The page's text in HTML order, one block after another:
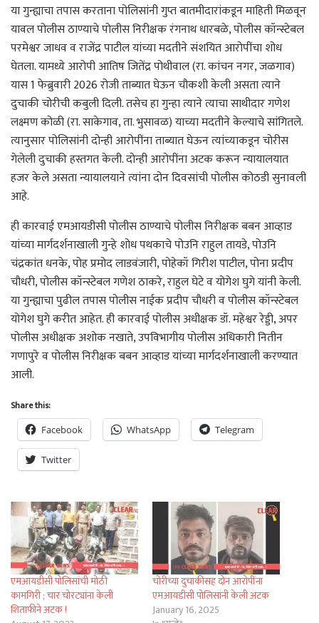
या गुन्ह्याचा तपास करताना पोलिसांनी गुप्त बातमीदारांकडून माहिती मिळवून
यावल पोलीस ठाण्याचे पोलीस निरीक्षक रंगनाथ धारबळे, पोलीस कॉन्स्टेबल
परमेश्वर जाधव व राजेंद्र पाटील यांच्या मदतीने संशयित आरोपींचा शोध
घेतला. यामध्ये आरोपी आतिष जितेंद्र पोथीवाल (रा. कांचन नगर, जळगाव)
यास 1 फेब्रुवारी 2026 रोजी ताब्यात घेऊन चौकशी केली असता त्याने
दुचाकी चोरीची कबुली दिली. तसेच हा गुन्हा त्याने त्याचा साथीदार गणेश
लक्ष्मण कोळी (रा. साकेगाव, ता. भुसावळ) याच्या मदतीने केल्याचे सांगितले.
त्यानुसार पोलिसांनी दोन्ही आरोपींना ताब्यात घेऊन त्यांच्याकडून चोरीस
गेलेली दुचाकी हस्तगत केली. दोन्ही आरोपींना अटक करून न्यायालयात
हजर केले असता न्यायालयाने त्यांना दोन दिवसांची पोलीस कोठडी सुनावली
आहे.
ही कारवाई एमआयडीसी पोलीस ठाण्याचे पोलीस निरीक्षक बबन आव्हाड
यांच्या मार्गदर्शनाखाली गुन्हे शोध पथकाचे पोउनि राहुल तायडे, पोउनि
चंद्रकांत धनके, पोह प्रमोद लाडवंजारी, पोहेकॉ गिरीश पाटील, पोना प्रदीप
चौधरी, पोलीस कॉन्स्टेबल गणेश ठाकरे, राहुल घेटे व योगेश घुगे यांनी केली.
या गुन्ह्याचा पुढील तपास पोलीस नाईक प्रदीप चौधरी व पोलीस कॉन्स्टेबल
योगेश घुगे करीत आहेत. ही कारवाई पोलीस अधीक्षक डॉ. महेश्वर रेड्डी, अपर
पोलीस अधीक्षक अशोक नखाते, उपविभागीय पोलीस अधिकारी नितीन
गणापुरे व पोलीस निरीक्षक बबन आव्हाड यांच्या मार्गदर्शनाखाली करण्यात
आली.
Share this:
Facebook WhatsApp Telegram
Twitter
एमआयडीसी पोलिसांची मोठी
कामगिरी ; चार चोरट्यांना केली
शिताफीने अटक !
चोरीच्या दुचाकीसह दोन आरोपींना
एमआयडीसी पोलिसांनी केली अटक
January 16, 2025